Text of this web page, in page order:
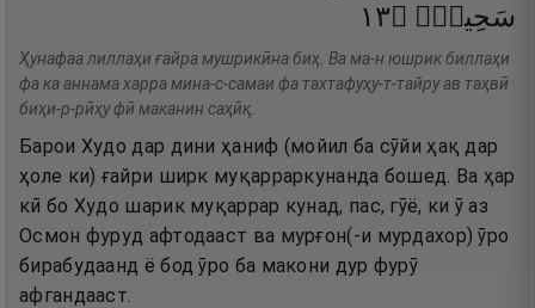
سَحِيقٍۢ ۝٣١
Ҳунафаа лиллаҳи ғайра мушрикӣна биҳ. Ва ма-н юшрик биллаҳи
фа ка аннама харра мина-с-самаи фа тахтафуҳу-т-тайру ав таҳвӣ
биҳи-р-рӣҳу фӣ маканин саҳӣқ.
Барои Худо дар дини ҳаниф (мойил ба сӯйи ҳақ дар
ҳоле ки) ғайри ширк муқарраркунанда бошед. Ва ҳар
кӣ бо Худо шарик муқаррар кунад, пас, гӯё, ки ӯ аз
Осмон фуруд афтодааст ва мурғон(-и мурдахор) ӯро
бирабудаанд ё бод ӯро ба макони дур фурӯ
афгандааст.